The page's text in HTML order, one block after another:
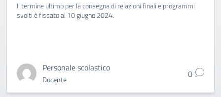
Il termine ultimo per la consegna di relazioni finali e programmi
svolti è fissato al 10 giugno 2024.
Personale scolastico
Docente 0